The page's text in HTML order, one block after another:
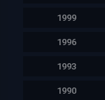
1999
1996
1993
1990